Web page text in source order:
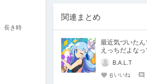
長き時
関連まとめ
最近気づいた
えっちだよなっ
B.A.L.T
6 いいね